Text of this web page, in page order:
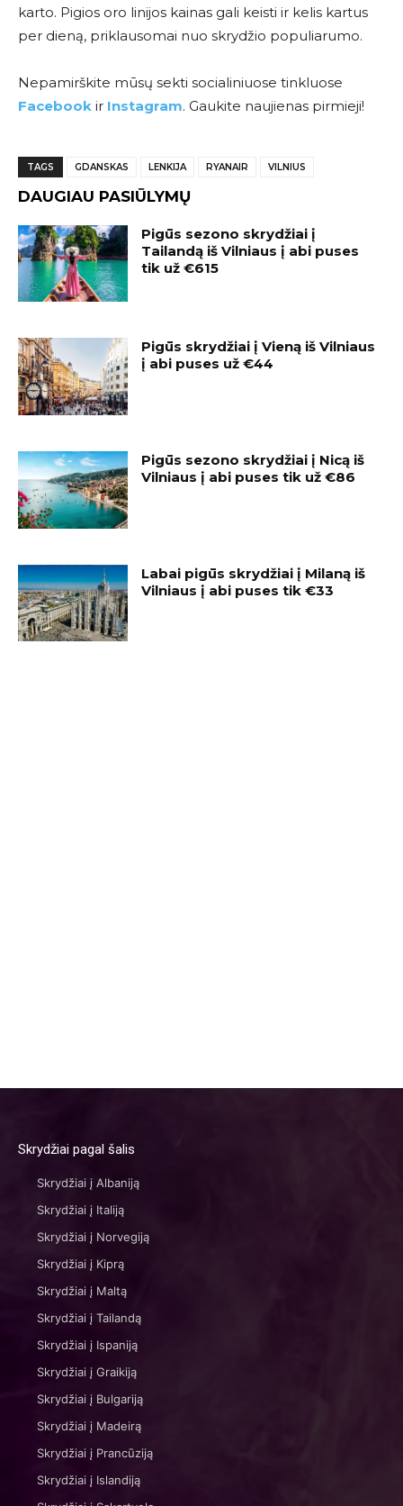
karto. Pigios oro linijos kainas gali keisti ir kelis kartus
per dieną, priklausomai nuo skrydžio populiarumo.
Nepamirškite mūsų sekti socialiniuose tinkluose
Facebook ir Instagram. Gaukite naujienas pirmieji!
TAGS GDANSKAS LENKIJA RYANAIR VILNIUS
DAUGIAU PASIŪLYMŲ
Pigūs sezono skrydžiai į
Tailandą iš Vilniaus į abi puses
tik už €615
Pigūs skrydžiai į Vieną iš Vilniaus
į abi puses už €44
Pigūs sezono skrydžiai į Nicą iš
Vilniaus į abi puses tik už €86
Labai pigūs skrydžiai į Milaną iš
Vilniaus į abi puses tik €33
Skrydžiai pagal šalis
Skrydžiai į Albaniją
Skrydžiai į Italiją
Skrydžiai į Norvegiją
Skrydžiai į Kiprą
Skrydžiai į Maltą
Skrydžiai į Tailandą
Skrydžiai į Ispaniją
Skrydžiai į Graikiją
Skrydžiai į Bulgariją
Skrydžiai į Madeirą
Skrydžiai į Prancūziją
Skrydžiai į Islandiją